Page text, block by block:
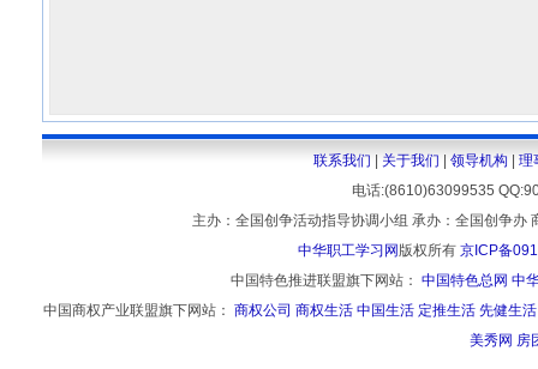
联系我们 关于我们 领导机构
理
电话:(8610)63099535
主办：全国创争活动指导协调小组 承办：全国创争
中华职工学习网 版权所有 京ICP备
中国特色推进联盟旗下网站： 中国特色总网 中
中国商权产业联盟旗下网站： 商权公司 商权生活 中国生活 定推生活 先健生活
美秀网 房